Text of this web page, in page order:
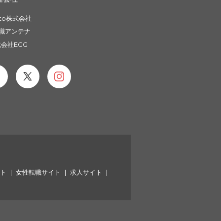
株式会社
アンテナ
社EGG
女性転職サイト
求人サイト